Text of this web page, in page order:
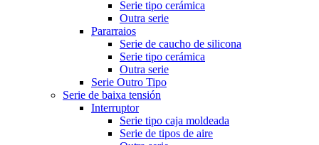
Serie tipo cerámica
Outra serie
Pararraios
Serie de caucho de silicona
Serie tipo cerámica
Outra serie
Serie Outro Tipo
Serie de baixa tensión
Interruptor
Serie tipo caja moldeada
Serie de tipos de aire